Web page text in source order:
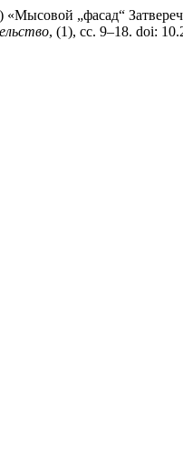
„фасад“
, (1), сс. 9–18. doi: